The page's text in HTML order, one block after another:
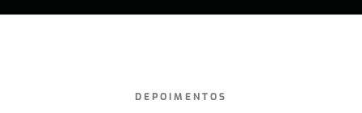
DEPOIMENTOS